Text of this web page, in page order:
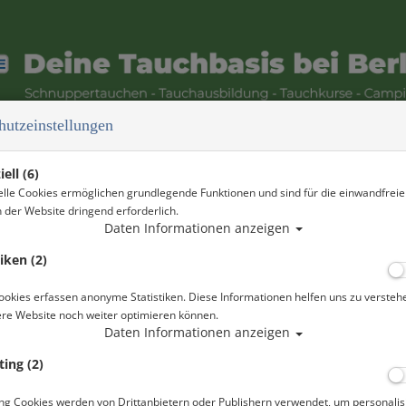
- GOLDEN DOLPHIN II -
Stechlin)
von Tauchern gebaut und im Mai
Wert wurde auf ein geräumiges
über 10 klimatisierte Kabinen mit eigenem
20 Personen.
(6)
Cookies ermöglichen grundlegende Funktionen und sind für die einwandfreie
der Website dringend erforderlich.
Daten Informationen anzeigen
(2)
erfassen anonyme Statistiken. Diese Informationen helfen uns zu
Website noch weiter optimieren können.
Daten Informationen anzeigen
(2)
Cookies werden von Drittanbietern oder Publishern verwendet, um